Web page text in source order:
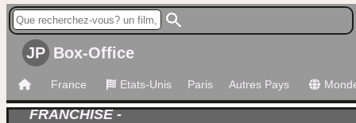
JP Box-Office
France Etats-Unis Paris Autres Pays
FRANCHISE -